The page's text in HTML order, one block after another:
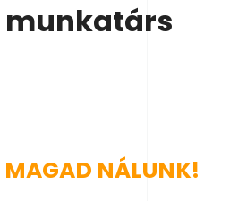
munkatárs
MAGAD NÁLUNK!